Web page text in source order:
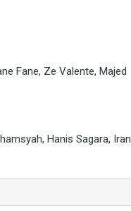
Fane, Ze Valente, Majed
Hanis Sagara, Iran